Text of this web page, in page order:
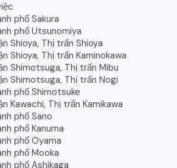
phố Sakura
phố Utsunomiya
Shioya, Thị trấn Shioya
Shioya, Thị trấn Kaminokawa
Shimotsuga, Thị trấn Mibu
Shimotsuga, Thị trấn Nogi
phố Shimotsuke
Kawachi, Thị trấn Kamikawa
phố Sano
phố Kanuma
phố Oyama
phố Mooka
phố Ashikaga